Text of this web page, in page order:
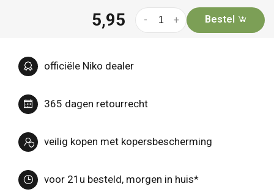
5,95 +
- Bestel
officiële Niko dealer
365 dagen retourrecht
veilig kopen met kopersbescherming
voor 21u besteld, morgen in huis*